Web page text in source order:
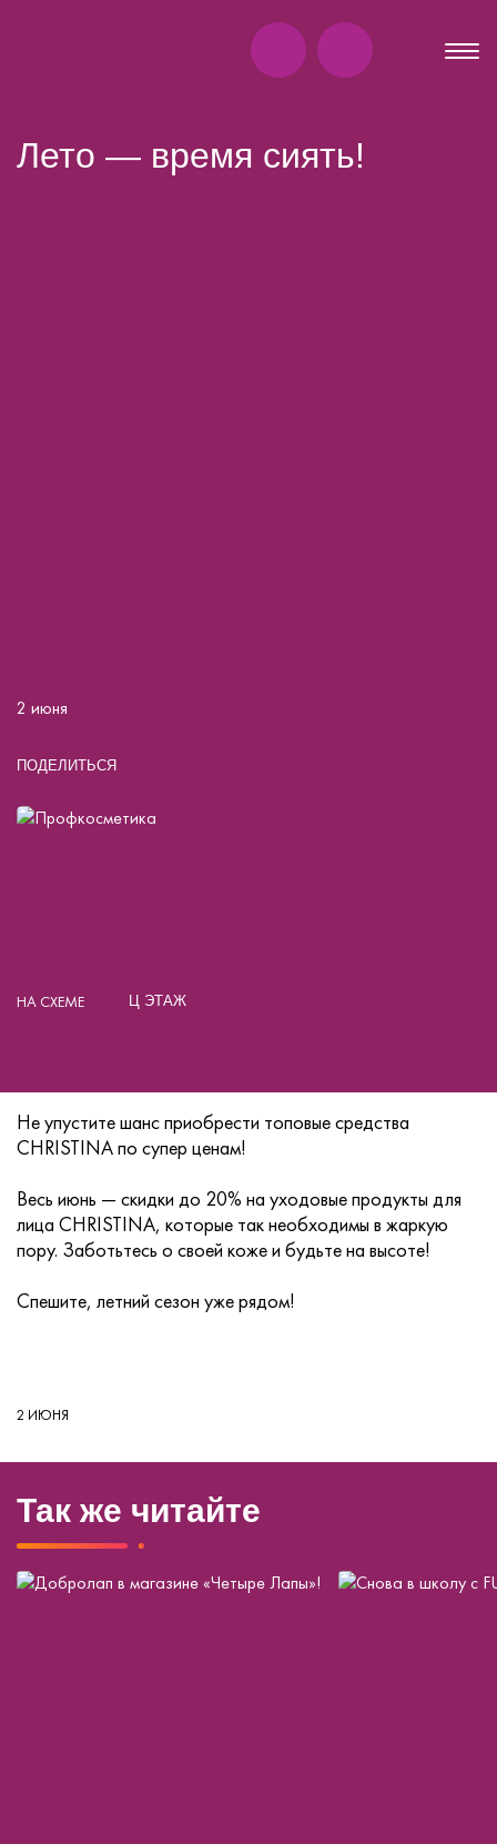
2 июня
ПОДЕЛИТЬСЯ
НА СХЕМЕ Ц ЭТАЖ
Лето — время сиять!
Не упустите шанс приобрести топовые средства
CHRISTINA по супер ценам!
Весь июнь — скидки до 20% на уходовые продукты для
лица CHRISTINA, которые так необходимы в жаркую
пору. Заботьтесь о своей коже и будьте на высоте!
Спешите, летний сезон уже рядом!
2 ИЮНЯ
Так же читайте